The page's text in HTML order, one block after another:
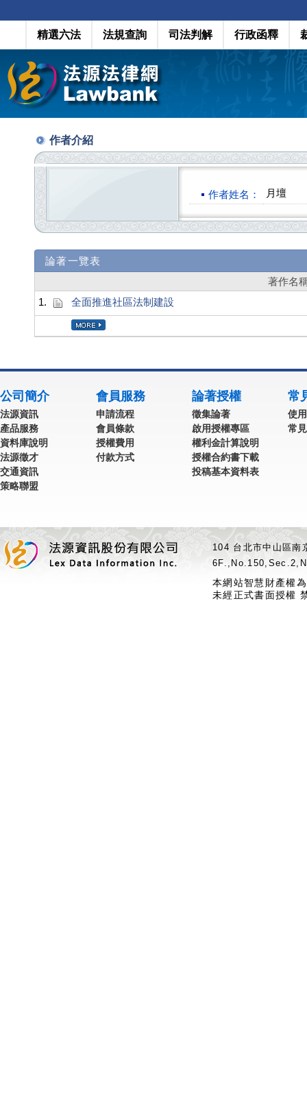
精選六法 法規查詢 司法判解 行政函釋
作者介紹
作者姓名： 月壇
論著一覽表
著作名
1.
全面推進社區法制建設
公司簡介
法源資訊
產品服務
資料庫說明
法源徵才
交通資訊
策略聯盟
會員服務
申請流程
會員條款
授權費用
付款方式
論著授權
徵集論著
啟用授權專區
權利金計算說明
授權合約書下載
投稿基本資料表
常
使
常
104 台北市中山區
本網站智慧財產權
未經正式書面授權